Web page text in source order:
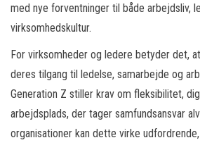
med nye forventninger til både arbejdsliv,
virksomhedskultur.
For virksomheder og ledere betyder det,
deres tilgang til ledelse, samarbejde og
Generation Z stiller krav om fleksibilitet,
arbejdsplads, der tager samfundsansvar
organisationer kan dette virke